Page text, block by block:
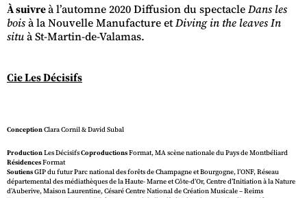
À suivreà l’automne 2020 Diffusion du spectacleDans les
boisà la Nouvelle Manufacture etDiving in the leaves In
situà St-Martin-de-Valamas.
Cie Les Décisifs
ConceptionClara Cornil & David Subal
ProductionLes DécisifsCoproductionsFormat, MA scène nationale du Pays de Montbéliard
RésidencesFormat
SoutiensGIP du futur Parc national des forêts de Champagne et Bourgogne, l’ONF, Réseau
départemental des médiathèques de la Haute- Marne et Côte-d’Or, Centre d’Initiation à la Nature
d’Auberive, Maison Laurentine, Césaré Centre National de Création Musicale – Reims